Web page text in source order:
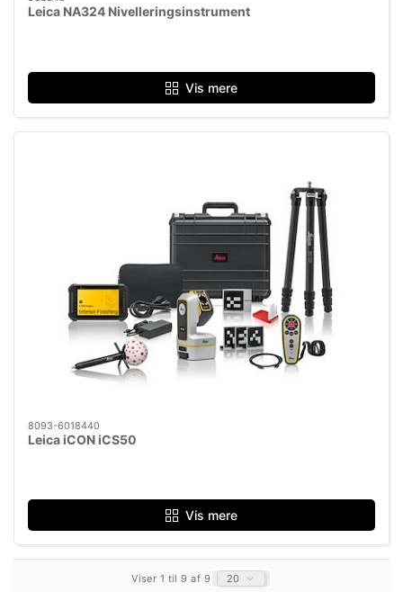
Leica NA324 Nivelleringsinstrument
Vis mere
8093-6018440
Leica iCON iCS50
Vis mere
Viser 1 til 9 af 9 20